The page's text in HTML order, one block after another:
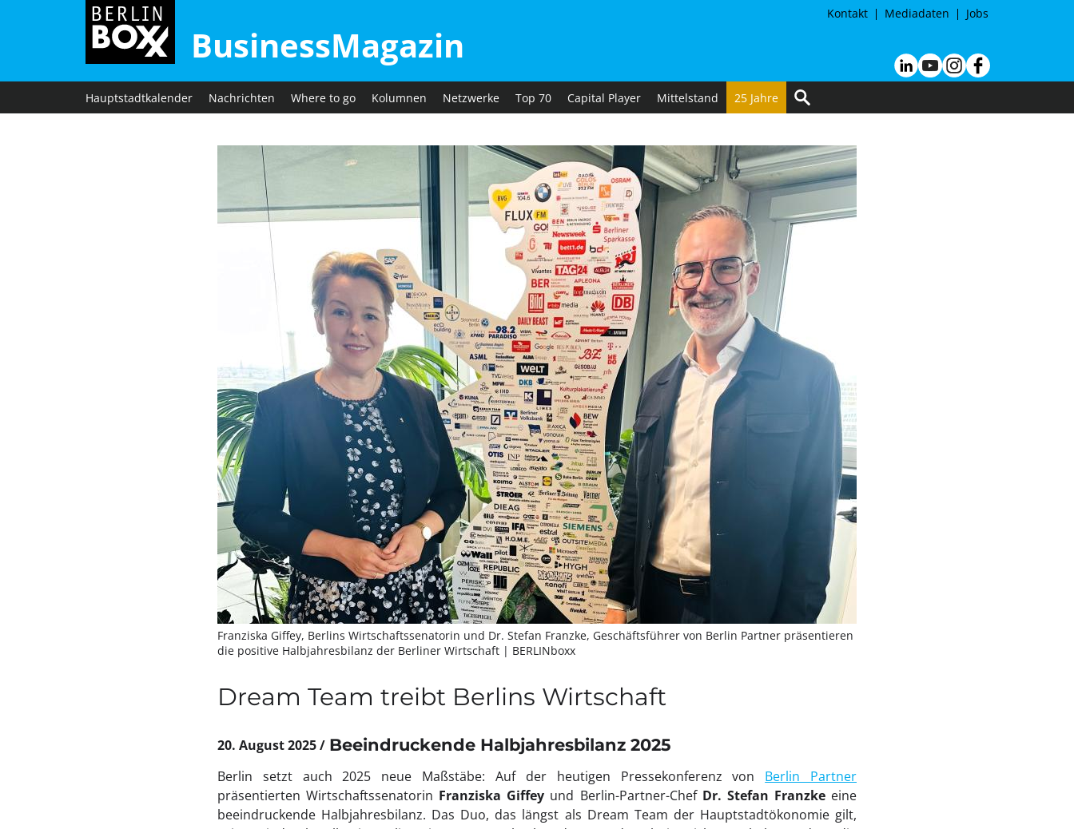
BusinessMagazin
Kontakt Mediadaten Jobs
Hauptstadtkalender Nachrichten Where to go Kolumnen Netzwerke Top 70 Capital Player Mittelstand 25 Jahre
Franziska Giffey, Berlins Wirtschaftssenatorin und Dr. Stefan Franzke, Geschäftsführer von Berlin Partner präsentieren
die positive Halbjahresbilanz der Berliner Wirtschaft | BERLINboxx
Dream Team treibt Berlins Wirtschaft
20. August 2025 Beeindruckende Halbjahresbilanz 2025
Berlin setzt auch 2025 neue Maßstäbe: Auf der heutigen Pressekonferenz von Berlin Partner
präsentierten Wirtschaftssenatorin Franziska Giffey und Berlin-Partner-ChefDr. Stefan Franzkeeine
beeindruckende Halbjahresbilanz. Das Duo, das längst als Dream Team der Hauptstadtökonomie gilt,